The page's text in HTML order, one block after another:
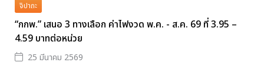
จิปาถะ
“กกพ.” เสนอ 3 ทางเลือก ค่าไฟงวด พ.ค. - ส.ค. 69 ที่ 3.95 –
4.59 บาทต่อหน่วย
25 มีนาคม 2569